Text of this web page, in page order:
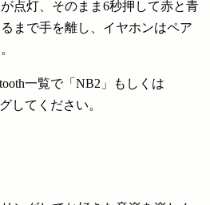
点灯、そのまま6秒押して赤と青
まで手を離し、イヤホンはペア
一覧で「NB2」もしくは
してください。